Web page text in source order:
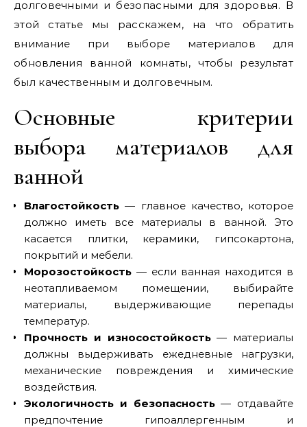
долговечными и безопасными для здоровья. В
этой статье мы расскажем, на что обратить
внимание при выборе материалов для
обновления ванной комнаты, чтобы результат
был качественным и долговечным.
Основные критерии
выбора материалов для
ванной
Влагостойкость — главное качество, которое
должно иметь все материалы в ванной. Это
касается плитки, керамики, гипсокартона,
покрытий и мебели.
Морозостойкость — если ванная находится в
неотапливаемом помещении, выбирайте
материалы, выдерживающие перепады
температур.
Прочность и износостойкость— материалы
должны выдерживать ежедневные нагрузки,
механические повреждения и химические
воздействия.
Экологичность и безопасность— отдавайте
предпочтение гипоаллергенным и